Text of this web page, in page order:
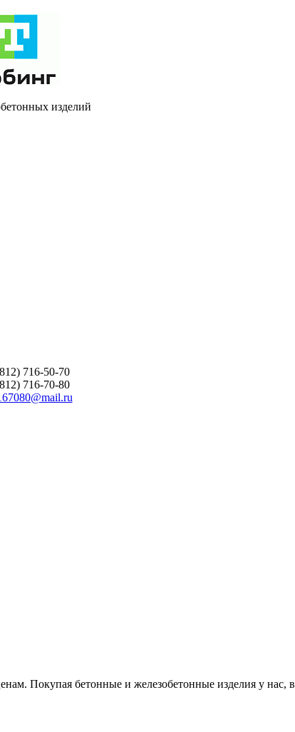
изделий
716-50-70
716-70-80
Покупая бетонные и железобетонные изделия у нас,